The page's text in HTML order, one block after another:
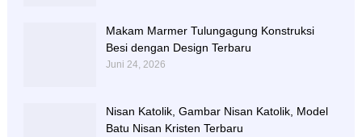
Makam Marmer Tulungagung Konstruksi
Besi dengan Design Terbaru
Juni 24, 2026
Nisan Katolik, Gambar Nisan Katolik, Model
Batu Nisan Kristen Terbaru